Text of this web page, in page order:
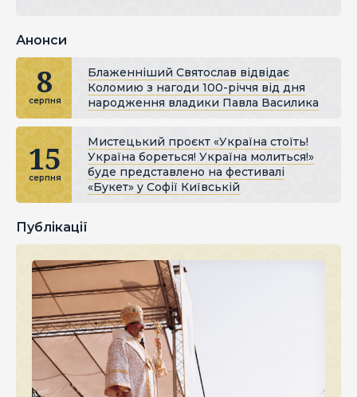
Анонси
8
серпня
Блаженніший Святослав відвідає
Коломию з нагоди 100-річчя від дня
народження владики Павла Василика
15
серпня
Мистецький проєкт «Україна стоїть!
Україна бореться! Україна молиться!»
буде представлено на фестивалі
«Букет» у Софії Київській
Публікації